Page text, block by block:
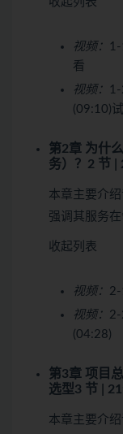
视频：
看
视频：
(09:10)
第2章 为什
务）？ 2 节 |
本章主要介
强调其服务在
收起列表
视频： 2-
视频： 2-
(04:28)
第3章 项目
选型3 节 |
本章主要介